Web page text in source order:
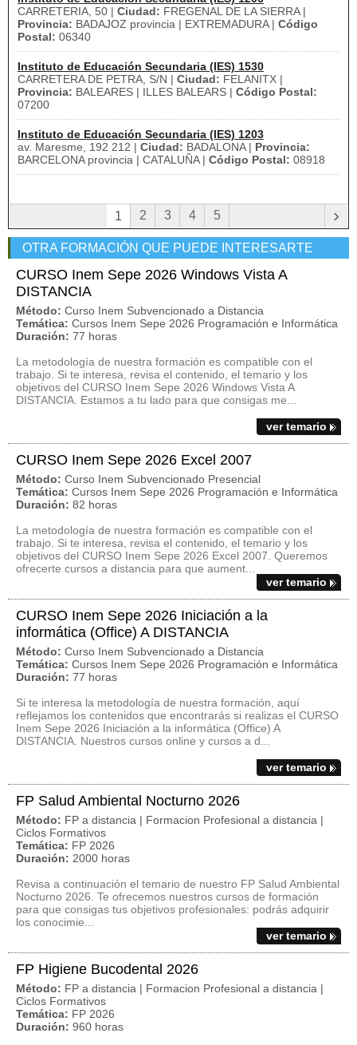
CARRETERIA, 50 | Ciudad: FREGENAL DE LA SIERRA |
Provincia: BADAJOZ provincia | EXTREMADURA | Código
Postal: 06340
Instituto de Educación Secundaria (IES) 1530
CARRETERA DE PETRA, S/N | Ciudad: FELANITX |
Provincia: BALEARES | ILLES BALEARS | Código Postal:
07200
Instituto de Educación Secundaria (IES) 1203
av. Maresme, 192 212 | Ciudad: BADALONA | Provincia:
BARCELONA provincia | CATALUÑA | Código Postal: 08918
1 2 3 4 5 ›
OTRA FORMACIÓN QUE PUEDE INTERESARTE
CURSO Inem Sepe 2026 Windows Vista A
DISTANCIA
Método: Curso Inem Subvencionado a Distancia
Temática: Cursos Inem Sepe 2026 Programación e Informática
Duración: 77 horas
La metodología de nuestra formación es compatible con el
trabajo. Si te interesa, revisa el contenido, el temario y los
objetivos del CURSO Inem Sepe 2026 Windows Vista A
DISTANCIA. Estamos a tu lado para que consigas me...
ver temario
CURSO Inem Sepe 2026 Excel 2007
Método: Curso Inem Subvencionado Presencial
Temática: Cursos Inem Sepe 2026 Programación e Informática
Duración: 82 horas
La metodología de nuestra formación es compatible con el
trabajo. Si te interesa, revisa el contenido, el temario y los
objetivos del CURSO Inem Sepe 2026 Excel 2007. Queremos
ofrecerte cursos a distancia para que aument...
ver temario
CURSO Inem Sepe 2026 Iniciación a la
informática (Office) A DISTANCIA
Método: Curso Inem Subvencionado a Distancia
Temática: Cursos Inem Sepe 2026 Programación e Informática
Duración: 77 horas
Si te interesa la metodología de nuestra formación, aquí
reflejamos los contenidos que encontrarás si realizas el CURSO
Inem Sepe 2026 Iniciación a la informática (Office) A
DISTANCIA. Nuestros cursos online y cursos a d...
ver temario
FP Salud Ambiental Nocturno 2026
Método: FP a distancia | Formacion Profesional a distancia |
Ciclos Formativos
Temática: FP 2026
Duración: 2000 horas
Revisa a continuación el temario de nuestro FP Salud Ambiental
Nocturno 2026. Te ofrecemos nuestros cursos de formación
para que consigas tus objetivos profesionales: podrás adquirir
los conocimie...
ver temario
FP Higiene Bucodental 2026
Método: FP a distancia | Formacion Profesional a distancia |
Ciclos Formativos
Temática: FP 2026
Duración: 960 horas